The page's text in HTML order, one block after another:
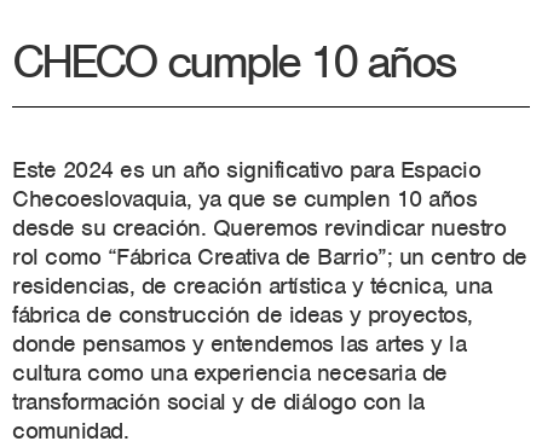
CHECO cumple 10 años
Este 2024 es un año significativo para Espacio
Checoeslovaquia, ya que se cumplen 10 años
desde su creación. Queremos revindicar nuestro
rol como “Fábrica Creativa de Barrio”; un centro de
residencias, de creación artística y técnica, una
fábrica de construcción de ideas y proyectos,
donde pensamos y entendemos las artes y la
cultura como una experiencia necesaria de
transformación social y de diálogo con la
comunidad.